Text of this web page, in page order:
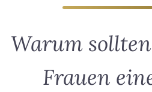
Warum
Frauen